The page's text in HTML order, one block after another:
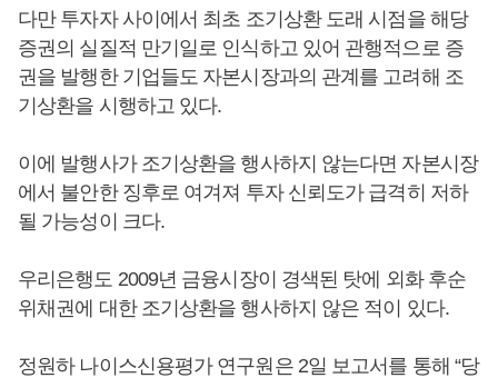
다만 투자자 사이에서 최초 조기상환 도래 시점을 해당
증권의 실질적 만기일로 인식하고 있어 관행적으로 증
권을 발행한 기업들도 자본시장과의 관계를 고려해 조
기상환을 시행하고 있다.
이에 발행사가 조기상환을 행사하지 않는다면 자본시장
에서 불안한 징후로 여겨져 투자 신뢰도가 급격히 저하
될 가능성이 크다.
우리은행도 2009년 금융시장이 경색된 탓에 외화 후순
위채권에 대한 조기상환을 행사하지 않은 적이 있다.
정원하 나이스신용평가 연구원은 2일 보고서를 통해 “당